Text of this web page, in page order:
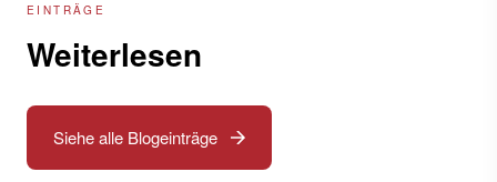
EINTRÄGE
Weiterlesen
Siehe alle Blogeinträge